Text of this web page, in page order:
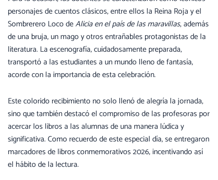
personajes de cuentos clásicos, entre ellos la Reina Roja y el
Sombrerero Loco deAlicia en el país de las maravillas, además
de una bruja, un mago y otros entrañables protagonistas de la
literatura. La escenografía, cuidadosamente preparada,
transportó a las estudiantes a un mundo lleno de fantasía,
acorde con la importancia de esta celebración.
Este colorido recibimiento no solo llenó de alegría la jornada,
sino que también destacó el compromiso de las profesoras por
acercar los libros a las alumnas de una manera lúdica y
significativa. Como recuerdo de este especial día, se entregaron
marcadores de libros conmemorativos 2026, incentivando así
el hábito de la lectura.